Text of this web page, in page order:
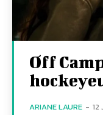
Off
ARIANE LAURE - 12